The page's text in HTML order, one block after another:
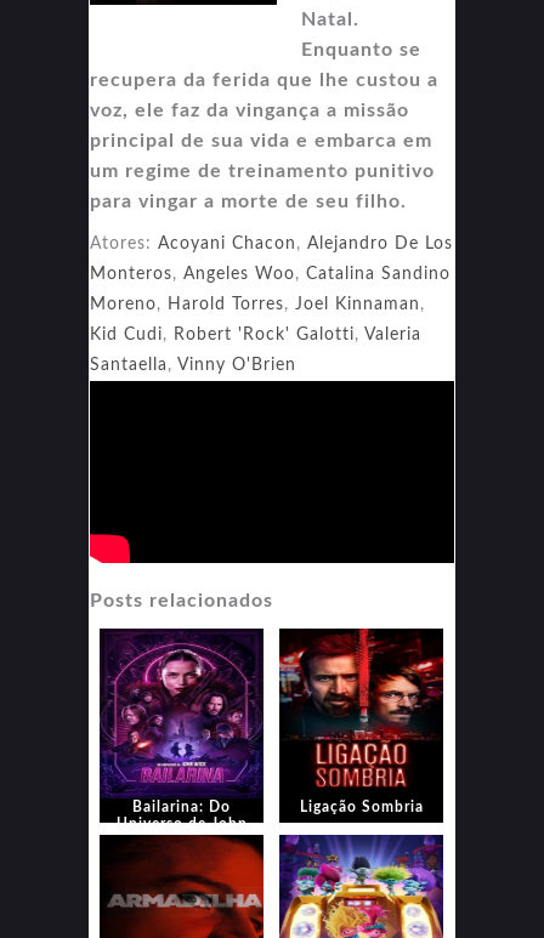
Natal.
Enquanto se
recupera da ferida que lhe custou a
voz, ele faz da vingança a missão
principal de sua vida e embarca em
um regime de treinamento punitivo
para vingar a morte de seu filho.
Atores: Acoyani Chacon , Alejandro De Los
Monteros, Angeles Woo, Catalina Sandino
Moreno, Harold Torres, Joel Kinnaman ,
Kid Cudi, Robert 'Rock' Galotti, Valeria
Santaella , Vinny O'Brien
Posts relacionados
Bailarina: Do
Universo de John
Wick
Ligação Sombria